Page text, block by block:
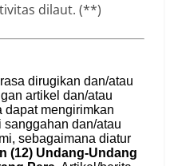
dilaut. (**)